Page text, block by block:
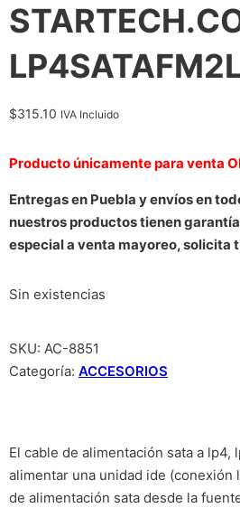
$315.10 IVA Incluido
Producto únicamente para venta
Entregas en Puebla y envíos en
nuestros productos tienen
especial a venta mayoreo, solicita
Sin existencias
SKU: AC-8851
Categoría: ACCESORIOS
El cable de alimentación sata a lp4,
alimentar una unidad ide
de alimentación sata desde la